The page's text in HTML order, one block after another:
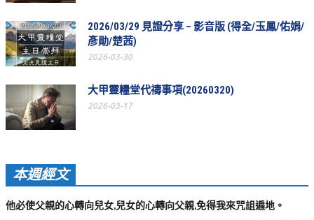
教會節慶_2013年
活動影音
活動影音_2026年
活動影音_2025年
活動影音_2023年
2026/03/29 見證分享 – 影音版 (得全/玉鳳/佑娟/
彥勛/楚茜)
2026-03-30
大甲靈糧堂代禱事項(20260320)
2026-03-17
本週經文
他必使父親的心轉向兒女,兒女的心轉向父親,免得我來咒詛遍地。